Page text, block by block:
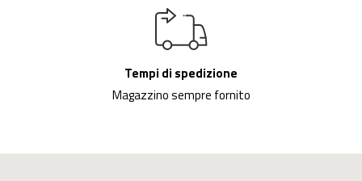
Tempi di spedizione
Magazzino sempre fornito